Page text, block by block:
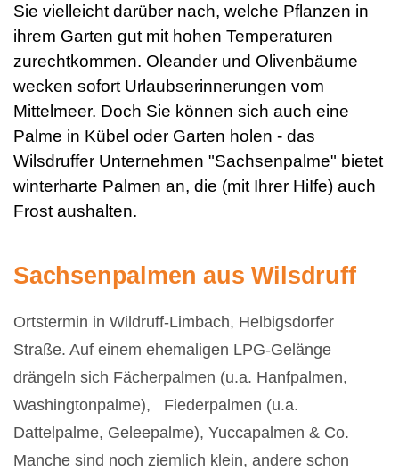
Sie vielleicht darüber nach, welche Pflanzen in
ihrem Garten gut mit hohen Temperaturen
zurechtkommen. Oleander und Olivenbäume
wecken sofort Urlaubserinnerungen vom
Mittelmeer. Doch Sie können sich auch eine
Palme in Kübel oder Garten holen - das
Wilsdruffer Unternehmen "Sachsenpalme" bietet
winterharte Palmen an, die (mit Ihrer HiIfe) auch
Frost aushalten.
Sachsenpalmen aus Wilsdruff
Ortstermin in Wildruff-Limbach, Helbigsdorfer
Straße. Auf einem ehemaligen LPG-Gelänge
drängeln sich Fächerpalmen (u.a. Hanfpalmen,
Washingtonpalme), Fiederpalmen (u.a.
Dattelpalme, Geleepalme), Yuccapalmen & Co.
Manche sind noch ziemlich klein, andere schon